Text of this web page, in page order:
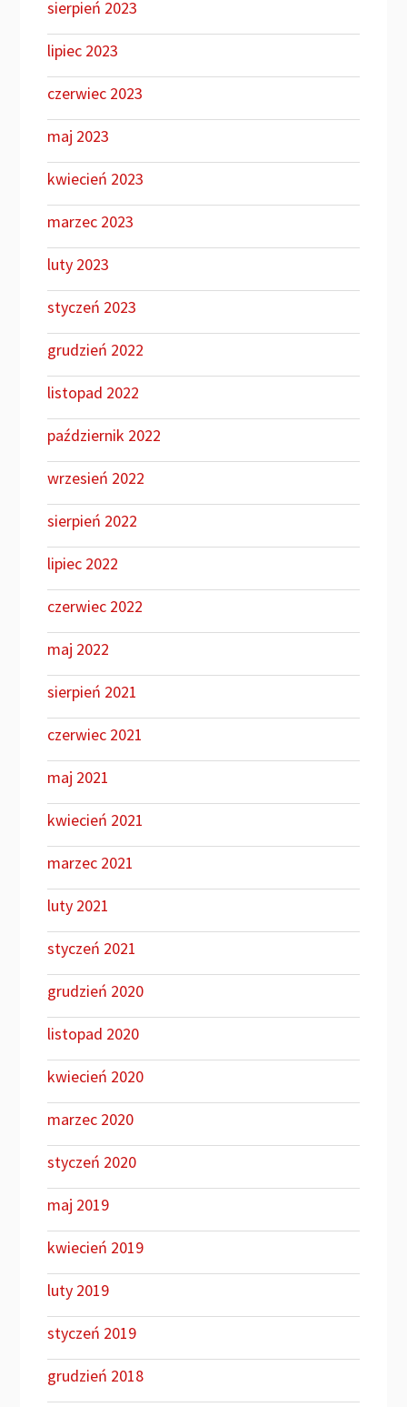
sierpień 2023
lipiec 2023
czerwiec 2023
maj 2023
kwiecień 2023
marzec 2023
luty 2023
styczeń 2023
grudzień 2022
listopad 2022
październik 2022
wrzesień 2022
sierpień 2022
lipiec 2022
czerwiec 2022
maj 2022
sierpień 2021
czerwiec 2021
maj 2021
kwiecień 2021
marzec 2021
luty 2021
styczeń 2021
grudzień 2020
listopad 2020
kwiecień 2020
marzec 2020
styczeń 2020
maj 2019
kwiecień 2019
luty 2019
styczeń 2019
grudzień 2018